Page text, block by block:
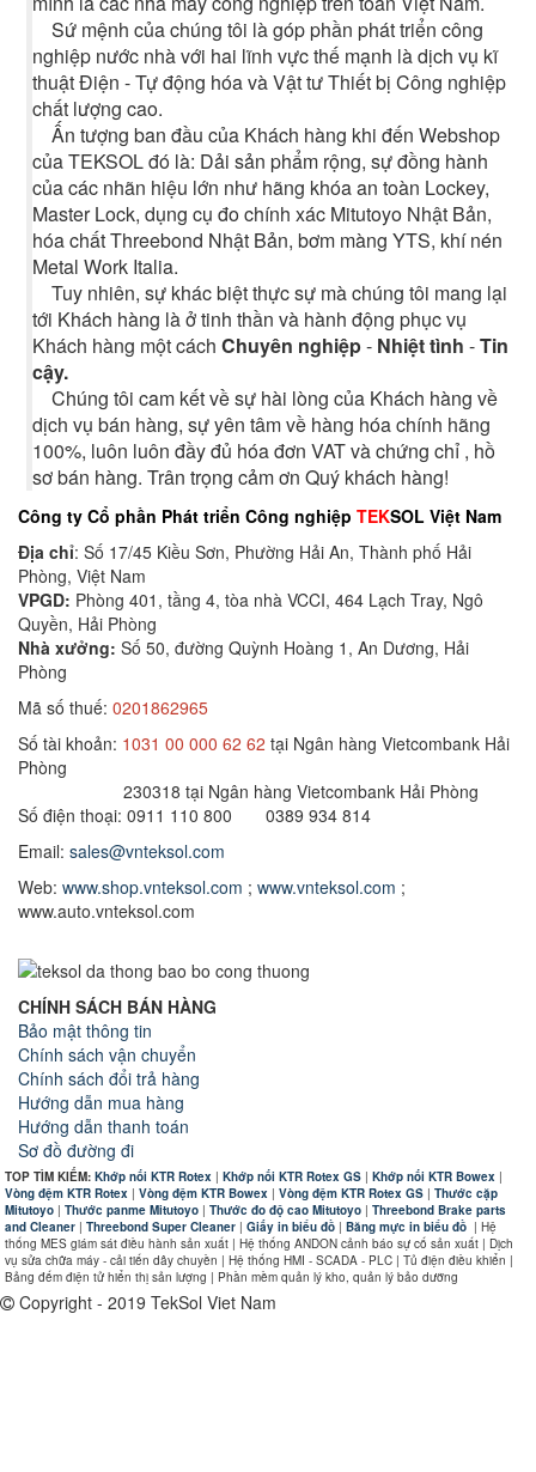
Sứ mệnh của chúng tôi là góp phần phát triển công
nghiệp nước nhà với hai lĩnh vực thế mạnh là dịch vụ kĩ
thuật Điện - Tự động hóa và Vật tư Thiết bị Công nghiệp
chất lượng cao.
Ấn tượng ban đầu của Khách hàng khi đến Webshop
của TEKSOL đó là: Dải sản phẩm rộng, sự đồng hành
của các nhãn hiệu lớn như hãng khóa an toàn Lockey,
Master Lock, dụng cụ đo chính xác Mitutoyo Nhật Bản,
hóa chất Threebond Nhật Bản, bơm màng YTS, khí nén
Metal Work Italia.
Tuy nhiên, sự khác biệt thực sự mà chúng tôi mang lại
tới Khách hàng là ở tinh thần và hành động phục vụ
Khách hàng một cáchChuyên nghiệp- Nhiệt tình -Tin
cậy.
Chúng tôi cam kết về sự hài lòng của Khách hàng về
dịch vụ bán hàng, sự yên tâm về hàng hóa chính hãng
100%, luôn luôn đầy đủ hóa đơn VAT và chứng chỉ , hồ
sơ bán hàng. Trân trọng cảm ơn Quý khách hàng!
Công ty Cổ phần Phát triển Công nghiệp TEKSOL Việt Nam
Địa chỉ: Số 17/45 Kiều Sơn, Phường Hải An, Thành phố Hải
Phòng, Việt Nam
VPGD: Phòng 401, tầng 4, tòa nhà VCCI, 464 Lạch Tray, Ngô
Quyền, Hải Phòng
Nhà xưởng: Số 50, đường Quỳnh Hoàng 1, An Dương, Hải
Phòng
Mã số thuế: 0201862965
Số tài khoản: 1031 00 000 62 62 tại Ngân hàng Vietcombank Hải
Phòng
230318 tại Ngân hàng Vietcombank Hải Phòng
Số điện thoại: 0911 110 800 0389 934 814
Email: sales@vnteksol.com
Web: www.shop.vnteksol.com ; www.vnteksol.com ;
www.auto.vnteksol.com
CHÍNH SÁCH BÁN HÀNG
Bảo mật thông tin
Chính sách vận chuyển
Chính sách đổi trả hàng
Hướng dẫn mua hàng
Hướng dẫn thanh toán
Sơ đồ đường đi
TOP TÌM KIẾM:Khớp nối KTR Rotex |Khớp nối KTR Rotex GS |Khớp nối KTR Bowex |
Vòng đệm KTR Rotex | Vòng đệm KTR Bowex |Vòng đệm KTR Rotex GS |Thước cặp
Mitutoyo |Thước panme Mitutoyo |Thước đo độ cao Mitutoyo |Threebond Brake parts
and Cleaner |Threebond Super Cleaner |Giấy in biểu đồ |Băng mực in biểu đồ | Hệ
thống MES giám sát điều hành sản xuất | Hệ thống ANDON cảnh báo sự cố sản xuất | Dịch
vụ sửa chữa máy - cải tiến dây chuyền | Hệ thống HMI - SCADA - PLC | Tủ điện điều khiển |
Bảng đếm điện tử hiển thị sản lượng | Phần mềm quản lý kho, quản lý bảo dưỡng
Copyright - 2019 TekSol Viet Nam